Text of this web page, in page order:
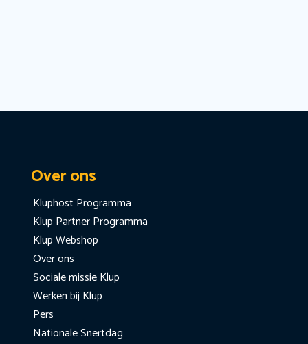
Over ons
Kluphost Programma
Klup Partner Programma
Klup Webshop
Over ons
Sociale missie Klup
Werken bij Klup
Pers
Nationale Snertdag